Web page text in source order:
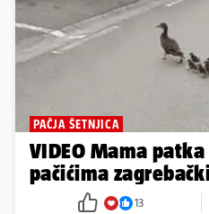
PAČJA ŠETNJICA
VIDEO Mama
pačićima
13